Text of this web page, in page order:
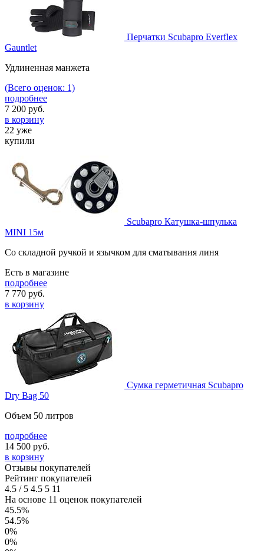
Перчатки Scubapro Everflex
Gauntlet
Удлиненная манжета
(Всего оценок: 1)
подробнее
7 200 руб.
в корзину
22 уже
купили
Scubapro Катушка-шпулька
MINI 15м
Cо складной ручкой и язычком для сматывания линя
Есть в магазине
подробнее
7 770 руб.
в корзину
Сумка герметичная Scubapro
Dry Bag 50
Объем 50 литров
подробнее
14 500 руб.
в корзину
Отзывы покупателей
Рейтинг покупателей
4.5 /5 4.5 5 11
На основе 11 оценок покупателей
45.5%
54.5%
0%
0%